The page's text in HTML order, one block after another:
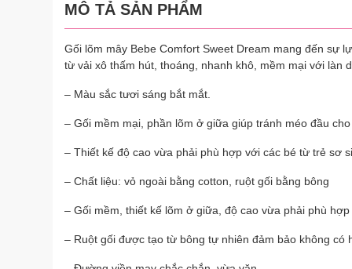
MÔ TẢ SẢN PHẨM
Gối lõm mây Bebe Comfort Sweet Dream mang đến sự
từ vải xô thấm hút, thoáng, nhanh khô, mềm mại với làn
– Màu sắc tươi sáng bắt mắt.
– Gối mềm mại, phần lõm ở giữa giúp tránh méo đầu
– Thiết kế độ cao vừa phải phù hợp với các bé từ trẻ sơ
– Chất liệu: vỏ ngoài bằng cotton, ruột gối bằng bông
– Gối mềm, thiết kế lõm ở giữa, độ cao vừa phải phù
– Ruột gối được tạo từ bông tự nhiên đảm bảo không có